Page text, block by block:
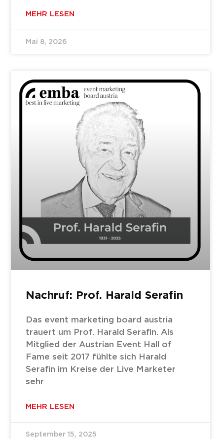
MEHR LESEN
Mai 8, 2026
Nachruf: Prof. Harald Serafin
Das event marketing board austria
trauert um Prof. Harald Serafin. Als
Mitglied der Austrian Event Hall of
Fame seit 2017 fühlte sich Harald
Serafin im Kreise der Live Marketer
sehr
MEHR LESEN
September 15, 2025